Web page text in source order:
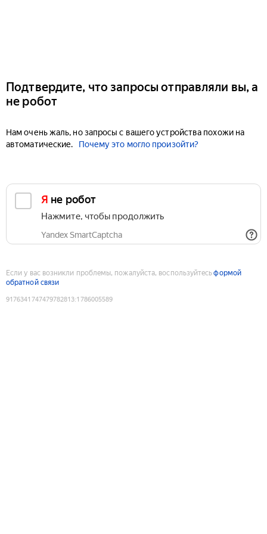
Подтвердите, что запросы отправляли вы, а
не робот
Нам очень жаль, но запросы с вашего устройства похожи на
автоматические.
Почему это могло произойти?
Я не робот
Нажмите, чтобы продолжить
Yandex SmartCaptcha
Если у вас возникли проблемы, пожалуйста, воспользуйтесьформой
обратной связи
9176341747479782813:1786005589